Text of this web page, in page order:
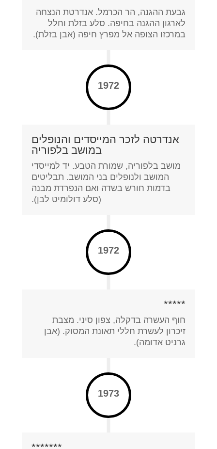
גבעת ההגנה, הר הכרמל. אנדרטת הנצחה
לארגון ההגנה בחיפה. סלע בזלת וחלל
במרכזו הצופה אל מפרץ חיפה (אבן בזלת).
1972
אנדרטה לזכר המייסדים והנופלים
במושב בלפוריה
מושב בלפוריה, שמורת הטבע. יד למייסדי
המושב ולנופלים בני המושב. תבליטים
בדמות חורש בשדה ואם הנפרדת מבנה
(סלע דולומיט לבן).
1972
*****
חוף העשרה בדקלה, צפון סיני. מצבת
זיכרון לעשרת חללי תאונת המסוק. (אבן
גרניט אדומה).
1973